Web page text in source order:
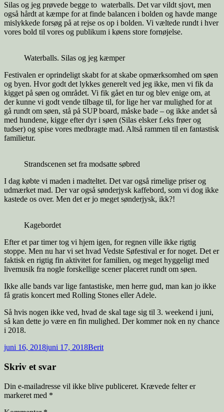
Silas og jeg prøvede begge to waterballs. Det var vildt sjovt, men
også hårdt at kæmpe for at finde balancen i bolden og havde mange
mislykkede forsøg på at rejse os op i bolden. Vi væltede rundt i hver
vores bold til vores og publikum i køens store fornøjelse.
Waterballs. Silas og jeg kæmper
Festivalen er oprindeligt skabt for at skabe opmærksomhed om søen
og byen. Hvor godt det lykkes generelt ved jeg ikke, men vi fik da
kigget på søen og området. Vi fik gået en tur og blev enige om, at
der kunne vi godt vende tilbage til, for lige her var mulighed for at
gå rundt om søen, stå på SUP board, måske bade – og ikke andet så
med hundene, kigge efter dyr i søen (Silas elsker f.eks frøer og
tudser) og spise vores medbragte mad. Altså rammen til en fantastisk
familietur.
Strandscenen set fra modsatte søbred
I dag købte vi maden i madteltet. Det var også rimelige priser og
udmærket mad. Der var også sønderjysk kaffebord, som vi dog ikke
kastede os over. Men det er jo meget sønderjysk, ikk?!
Kagebordet
Efter et par timer tog vi hjem igen, for regnen ville ikke rigtig
stoppe. Men nu har vi set hvad Vedste Søfestival er for noget. Det er
faktisk en rigtig fin aktivitet for familien, og meget hyggeligt med
livemusik fra nogle forskellige scener placeret rundt om søen.
Ikke alle bands var lige fantastiske, men herre gud, man kan jo ikke
få gratis koncert med Rolling Stones eller Adele.
Så hvis nogen ikke ved, hvad de skal tage sig til 3. weekend i juni,
så kan dette jo være en fin mulighed. Der kommer nok en ny chance
i 2018.
juni 16, 2018juni 17, 2018Berit
Skriv et svar
Din e-mailadresse vil ikke blive publiceret. Krævede felter er
markeret med *